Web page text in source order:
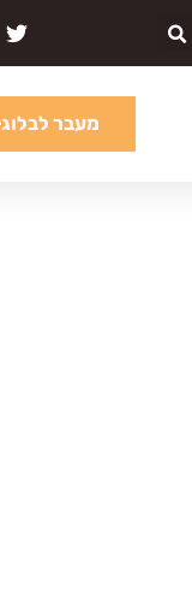
מעבר לבלוג